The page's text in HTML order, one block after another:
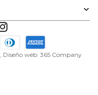
, Diseño web: 365 Company